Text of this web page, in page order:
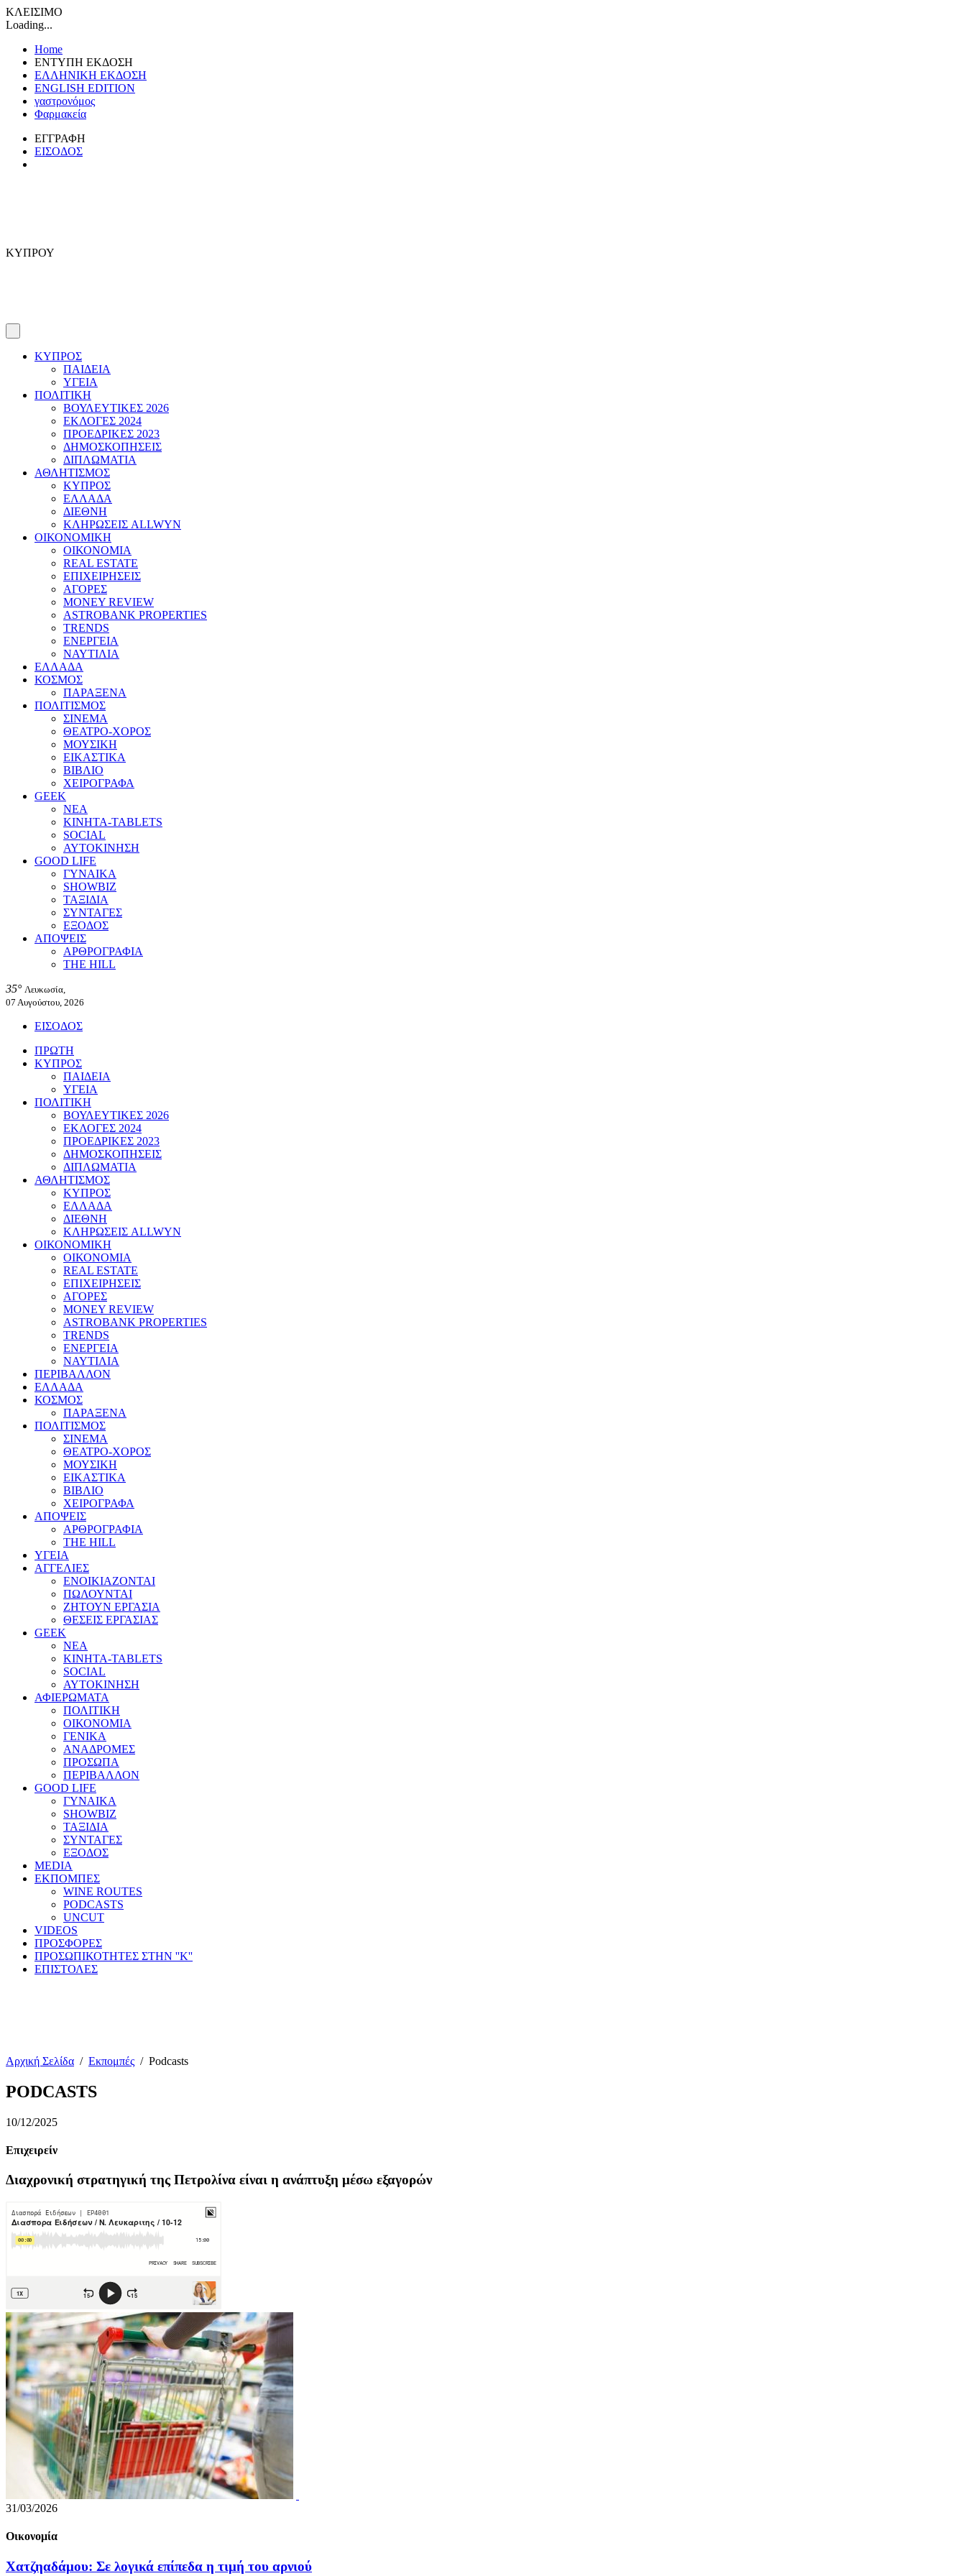
ΚΛΕΙΣΙΜΟ
Loading...
Home
ΕΝΤΥΠΗ ΕΚΔΟΣΗ
ΕΛΛΗΝΙΚΗ ΕΚΔΟΣΗ
ENGLISH EDITION
γαστρονόμος
Φαρμακεία
ΕΓΓΡΑΦΗ
ΕΙΣΟΔΟΣ
ΚΥΠΡΟΥ
ΚΥΠΡΟΣ
ΠΑΙΔΕΙΑ
ΥΓΕΙΑ
ΠΟΛΙΤΙΚΗ
ΒΟΥΛΕΥΤΙΚΕΣ 2026
ΕΚΛΟΓΕΣ 2024
ΠΡΟΕΔΡΙΚΕΣ 2023
ΔΗΜΟΣΚΟΠΗΣΕΙΣ
ΔΙΠΛΩΜΑΤΙΑ
ΑΘΛΗΤΙΣΜΟΣ
ΚΥΠΡΟΣ
ΕΛΛΑΔΑ
ΔΙΕΘΝΗ
ΚΛΗΡΩΣΕΙΣ ALLWYN
ΟΙΚΟΝΟΜΙΚΗ
ΟΙΚΟΝΟΜΙΑ
REAL ESTATE
ΕΠΙΧΕΙΡΗΣΕΙΣ
ΑΓΟΡΕΣ
MONEY REVIEW
ASTROBANK PROPERTIES
TRENDS
ΕΝΕΡΓΕΙΑ
ΝΑΥΤΙΛΙΑ
ΕΛΛΑΔΑ
ΚΟΣΜΟΣ
ΠΑΡΑΞΕΝΑ
ΠΟΛΙΤΙΣΜΟΣ
ΣΙΝΕΜΑ
ΘΕΑΤΡΟ-ΧΟΡΟΣ
ΜΟΥΣΙΚΗ
ΕΙΚΑΣΤΙΚΑ
ΒΙΒΛΙΟ
ΧΕΙΡΟΓΡΑΦΑ
GEEK
ΝΕΑ
ΚΙΝΗΤΑ-TABLETS
SOCIAL
ΑΥΤΟΚΙΝΗΣΗ
GOOD LIFE
ΓΥΝΑΙΚΑ
SHOWBIZ
ΤΑΞΙΔΙΑ
ΣΥΝΤΑΓΕΣ
ΕΞΟΔΟΣ
ΑΠΟΨΕΙΣ
ΑΡΘΡΟΓΡΑΦΙΑ
THE HILL
35° Λευκωσία,
07 Αυγούστου, 2026
ΕΙΣΟΔΟΣ
ΠΡΩΤΗ
ΚΥΠΡΟΣ
ΠΑΙΔΕΙΑ
ΥΓΕΙΑ
ΠΟΛΙΤΙΚΗ
ΒΟΥΛΕΥΤΙΚΕΣ 2026
ΕΚΛΟΓΕΣ 2024
ΠΡΟΕΔΡΙΚΕΣ 2023
ΔΗΜΟΣΚΟΠΗΣΕΙΣ
ΔΙΠΛΩΜΑΤΙΑ
ΑΘΛΗΤΙΣΜΟΣ
ΚΥΠΡΟΣ
ΕΛΛΑΔΑ
ΔΙΕΘΝΗ
ΚΛΗΡΩΣΕΙΣ ALLWYN
ΟΙΚΟΝΟΜΙΚΗ
ΟΙΚΟΝΟΜΙΑ
REAL ESTATE
ΕΠΙΧΕΙΡΗΣΕΙΣ
ΑΓΟΡΕΣ
MONEY REVIEW
ASTROBANK PROPERTIES
TRENDS
ΕΝΕΡΓΕΙΑ
ΝΑΥΤΙΛΙΑ
ΠΕΡΙΒΑΛΛΟΝ
ΕΛΛΑΔΑ
ΚΟΣΜΟΣ
ΠΑΡΑΞΕΝΑ
ΠΟΛΙΤΙΣΜΟΣ
ΣΙΝΕΜΑ
ΘΕΑΤΡΟ-ΧΟΡΟΣ
ΜΟΥΣΙΚΗ
ΕΙΚΑΣΤΙΚΑ
ΒΙΒΛΙΟ
ΧΕΙΡΟΓΡΑΦΑ
ΑΠΟΨΕΙΣ
ΑΡΘΡΟΓΡΑΦΙΑ
THE HILL
ΥΓΕΙΑ
ΑΓΓΕΛΙΕΣ
ΕΝΟΙΚΙΑΖΟΝΤΑΙ
ΠΩΛΟΥΝΤΑΙ
ΖΗΤΟΥΝ ΕΡΓΑΣΙΑ
ΘΕΣΕΙΣ ΕΡΓΑΣΙΑΣ
GEEK
ΝΕΑ
ΚΙΝΗΤΑ-TABLETS
SOCIAL
ΑΥΤΟΚΙΝΗΣΗ
ΑΦΙΕΡΩΜΑΤΑ
ΠΟΛΙΤΙΚΗ
ΟΙΚΟΝΟΜΙΑ
ΓΕΝΙΚΑ
ΑΝΑΔΡΟΜΕΣ
ΠΡΟΣΩΠΑ
ΠΕΡΙΒΑΛΛΟΝ
GOOD LIFE
ΓΥΝΑΙΚΑ
SHOWBIZ
ΤΑΞΙΔΙΑ
ΣΥΝΤΑΓΕΣ
ΕΞΟΔΟΣ
MEDIA
ΕΚΠΟΜΠΕΣ
WINE ROUTES
PODCASTS
UNCUT
VIDEOS
ΠΡΟΣΦΟΡΕΣ
ΠΡΟΣΩΠΙΚΟΤΗΤΕΣ ΣΤΗΝ ''Κ''
ΕΠΙΣΤΟΛΕΣ
Αρχική Σελίδα / Εκπομπές / Podcasts
PODCASTS
10/12/2025
Επιχειρείν
Διαχρονική στρατηγική της Πετρολίνα είναι η ανάπτυξη μέσω εξαγορών
31/03/2026
Οικονομία
Χατζηαδάμου: Σε λογικά επίπεδα η τιμή του αρνιού